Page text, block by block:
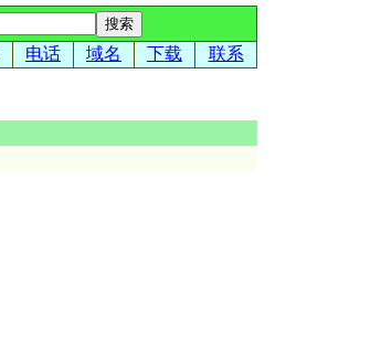
电话 域名 下载 联系